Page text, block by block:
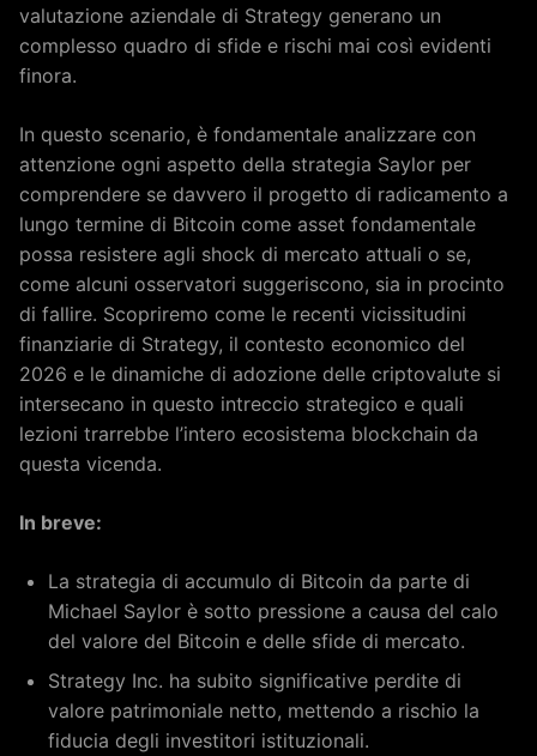
valutazione aziendale di Strategy generano un
complesso quadro di sfide e rischi mai così evidenti
finora.
In questo scenario, è fondamentale analizzare con
attenzione ogni aspetto della strategia Saylor per
comprendere se davvero il progetto di radicamento a
lungo termine di Bitcoin come asset fondamentale
possa resistere agli shock di mercato attuali o se,
come alcuni osservatori suggeriscono, sia in procinto
di fallire. Scopriremo come le recenti vicissitudini
finanziarie di Strategy, il contesto economico del
2026 e le dinamiche di adozione delle criptovalute si
intersecano in questo intreccio strategico e quali
lezioni trarrebbe l’intero ecosistema blockchain da
questa vicenda.
In breve:
La strategia di accumulo di Bitcoin da parte di
Michael Saylor è sotto pressione a causa del calo
del valore del Bitcoin e delle sfide di mercato.
Strategy Inc. ha subito significative perdite di
valore patrimoniale netto, mettendo a rischio la
fiducia degli investitori istituzionali.